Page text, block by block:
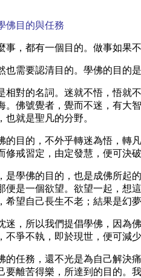
佛目的與任務
事，都有一個目的。做事如果
也需要認清目的。學佛的目的
相對的名詞。迷就不悟，悟就
。佛號覺者，覺而不迷，有大
也就是聖凡的分野。
的目的，不外乎轉迷為悟，轉
修戒習定，由定發慧，便可決
是學佛的目的，也是成佛所起
便是一個欲望。欲望一起，想
希望自己長生不老；結果是幻
迷，所以我們提倡學佛，因為
不爭不執，即於現世，便可減
的任務，還不光是為自己解決
要離苦得樂，所達到的目的。